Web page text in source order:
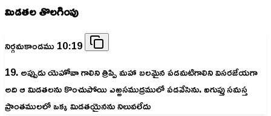
మిడతల తొలగింపు
నిర్గమకాండము 10:19
19. అప్పుడు యెహోవా గాలిని త్రిప్పి మహా బలమైన పడమటిగాలిని విసరజేయగా
అది ఆ మిడతలను కొంచుపోయి ఎఱ్ఱసముద్రములో పడవేసెను. ఐగుప్తు సమస్త
ప్రాంతములలో ఒక్క మిడతయైనను నిలువలేదు